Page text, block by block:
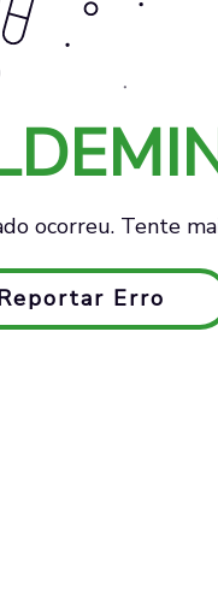
ocorreu. Tente
Erro